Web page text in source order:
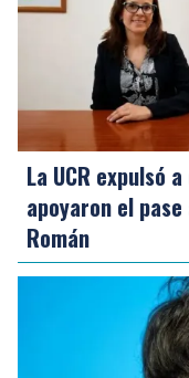
La UCR expulsó
apoyaron el
Román